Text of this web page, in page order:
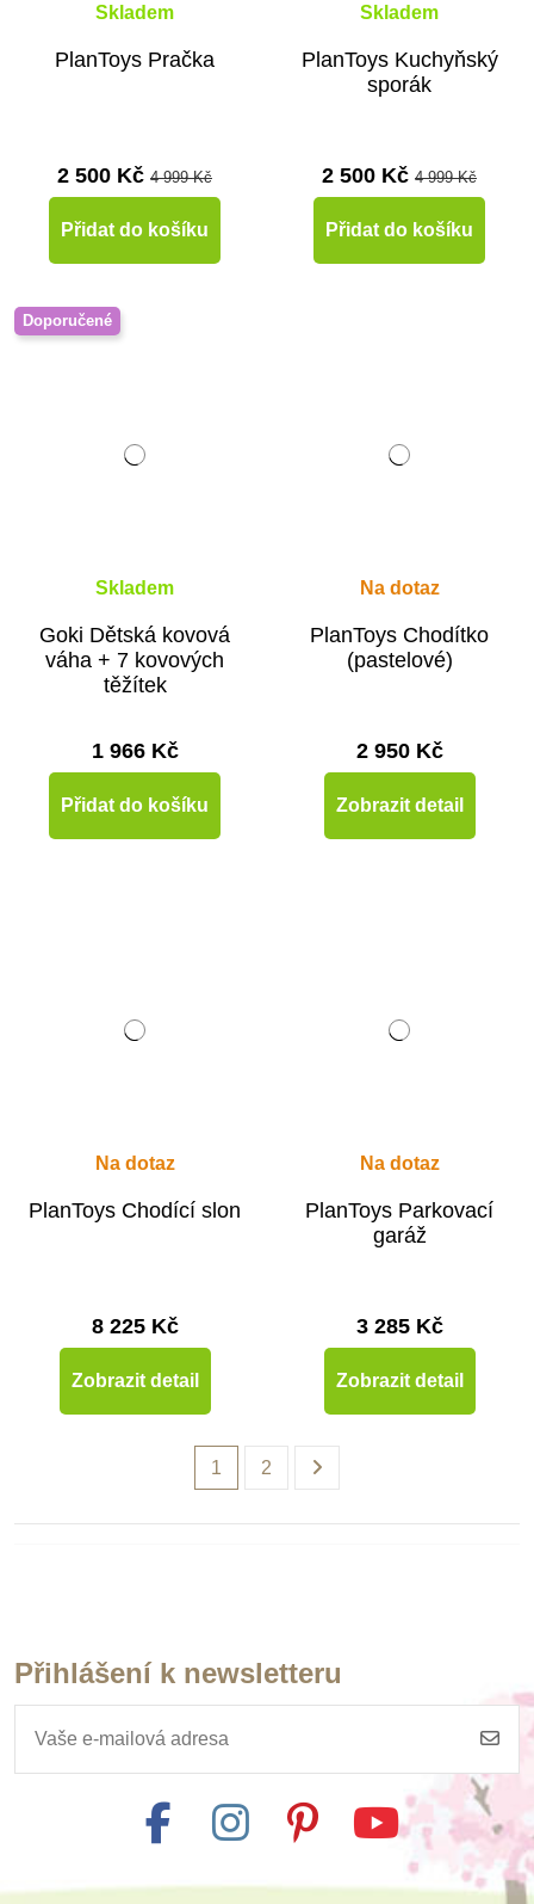
Skladem
PlanToys Pračka
2 500 Kč 4 999 Kč
Přidat do košíku
Skladem
PlanToys Kuchyňský
sporák
2 500 Kč 4 999 Kč
Přidat do košíku
Doporučené
Skladem
Goki Dětská kovová
váha + 7 kovových
těžítek
1 966 Kč
Přidat do košíku
Na dotaz
PlanToys Chodítko
(pastelové)
2 950 Kč
Zobrazit detail
Na dotaz
PlanToys Chodící slon
8 225 Kč
Zobrazit detail
Na dotaz
PlanToys Parkovací
garáž
3 285 Kč
Zobrazit detail
1 2
Přihlášení k newsletteru